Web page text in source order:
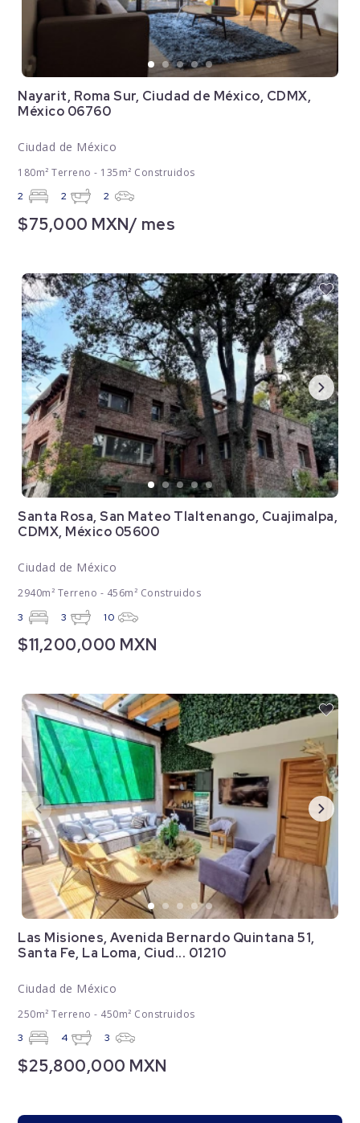
Nayarit, Roma Sur, Ciudad de México, CDMX,
México 06760
Ciudad de México
180m² Terreno - 135m² Construidos
2 2 2
$75,000 MXN/ mes
Santa Rosa, San Mateo Tlaltenango, Cuajimalpa,
CDMX, México 05600
Ciudad de México
2940m² Terreno - 456m² Construidos
3 3 10
$11,200,000 MXN
Las Misiones, Avenida Bernardo Quintana 51,
Santa Fe, La Loma, Ciud... 01210
Ciudad de México
250m² Terreno - 450m² Construidos
3 4 3
$25,800,000 MXN